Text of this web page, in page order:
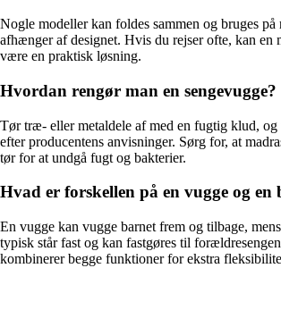
Nogle modeller kan foldes sammen og bruges på
afhænger af designet. Hvis du rejser ofte, kan en
være en praktisk løsning.
Hvordan rengør man en sengevugge?
Tør træ- eller metaldele af med en fugtig klud,
efter producentens anvisninger. Sørg for, at
tør for at undgå fugt og bakterier.
Hvad er forskellen på en vugge og en
En vugge kan vugge barnet frem og tilbage,
typisk står fast og kan fastgøres til
kombinerer begge funktioner for ekstra